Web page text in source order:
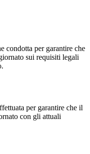
condotta per garantire che
sui requisiti legali
per garantire che il
con gli attuali